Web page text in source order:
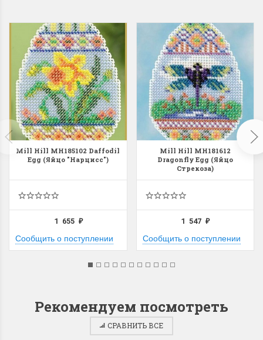
Mill Hill MH185102 Daffodil
Egg (Яйцо "Нарцисс")
1 655 ₽
Сообщить о поступлении
Mill Hill MH181612
Dragonfly Egg (Яйцо
Стрекоза)
1 547₽
Сообщить о поступлении
Рекомендуем посмотреть
СРАВНИТЬ ВСЕ